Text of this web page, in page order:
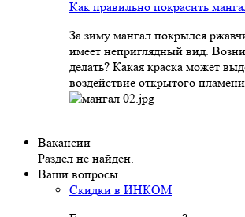
Как правильно покрасить
За зиму мангал покрылся
имеет неприглядный вид.
делать? Какая краска может
воздействие открытого
Вакансии
Раздел не найден.
Ваши вопросы
Скидки в ИНКОМ